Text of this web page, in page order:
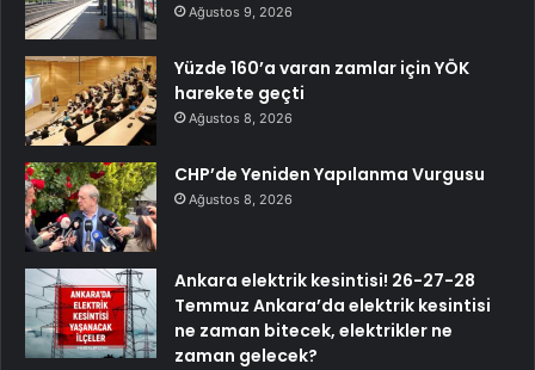
Ağustos 9, 2026
Yüzde 160’a varan zamlar için YÖK
harekete geçti
Ağustos 8, 2026
CHP’de Yeniden Yapılanma Vurgusu
Ağustos 8, 2026
Ankara elektrik kesintisi! 26-27-28
Temmuz Ankara’da elektrik kesintisi
ne zaman bitecek, elektrikler ne
zaman gelecek?